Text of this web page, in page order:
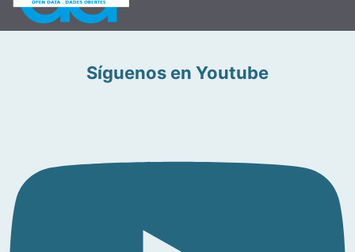
Síguenos en Youtube